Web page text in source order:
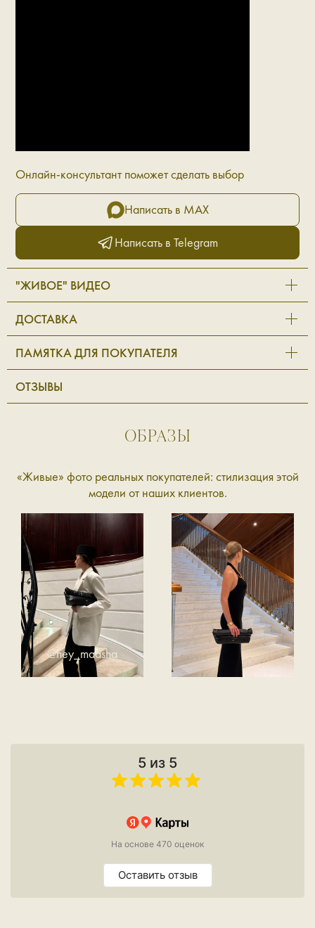
Онлайн-консультант поможет сделать выбор
Написать в MAX
Написать в Telegram
"ЖИВОЕ" ВИДЕО
ДОСТАВКА
ПАМЯТКА ДЛЯ ПОКУПАТЕЛЯ
ОТЗЫВЫ
ОБРАЗЫ
«Живые» фото реальных покупателей: стилизация этой
модели от наших клиентов.
@hey_maasha
5 из 5
На основе 470 оценок
Оставить отзыв